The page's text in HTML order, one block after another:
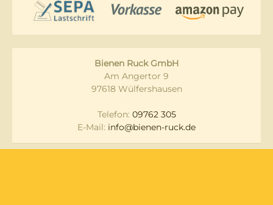
Bienen Ruck GmbH
Am Angertor 9
97618 Wülfershausen
Telefon: 09762 305
E-Mail: info@bienen-ruck.de